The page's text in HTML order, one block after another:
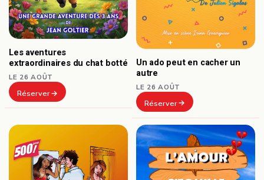
Les aventures
extraordinaires du chat botté
LE 26 AOÛT
Réserver
Un ado peut en cacher un
autre
LE 26 AOÛT
Réserver